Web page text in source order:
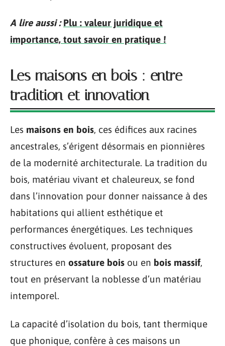
A lire aussi : Plu : valeur juridique et
importance, tout savoir en pratique !
Les maisons en bois : entre
tradition et innovation
Les maisons en bois, ces édifices aux racines
ancestrales, s’érigent désormais en pionnières
de la modernité architecturale. La tradition du
bois, matériau vivant et chaleureux, se fond
dans l’innovation pour donner naissance à des
habitations qui allient esthétique et
performances énergétiques. Les techniques
constructives évoluent, proposant des
structures en ossature bois ou en bois massif,
tout en préservant la noblesse d’un matériau
intemporel.
La capacité d’isolation du bois, tant thermique
que phonique, confère à ces maisons un